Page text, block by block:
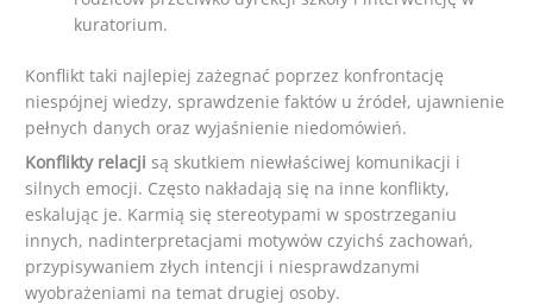
kuratorium.
Konflikt taki najlepiej zażegnać poprzez konfrontację
niespójnej wiedzy, sprawdzenie faktów u źródeł, ujawnienie
pełnych danych oraz wyjaśnienie niedomówień.
Konflikty relacjisą skutkiem niewłaściwej komunikacji i
silnych emocji. Często nakładają się na inne konflikty,
eskalując je. Karmią się stereotypami w spostrzeganiu
innych, nadinterpretacjami motywów czyichś zachowań,
przypisywaniem złych intencji i niesprawdzanymi
wyobrażeniami na temat drugiej osoby.